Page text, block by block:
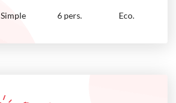
Simple 6 pers. Eco.